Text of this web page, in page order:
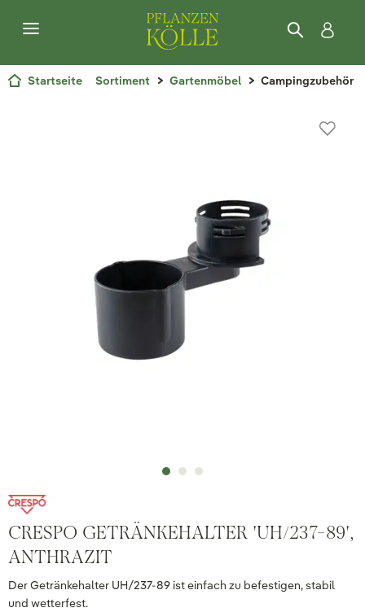
Startseite Sortiment Gartenmöbel Campingzubehör
CRESPO GETRÄNKEHALTER 'UH/237-89',
ANTHRAZIT
Der Getränkehalter UH/237-89 ist einfach zu befestigen, stabil
und wetterfest.